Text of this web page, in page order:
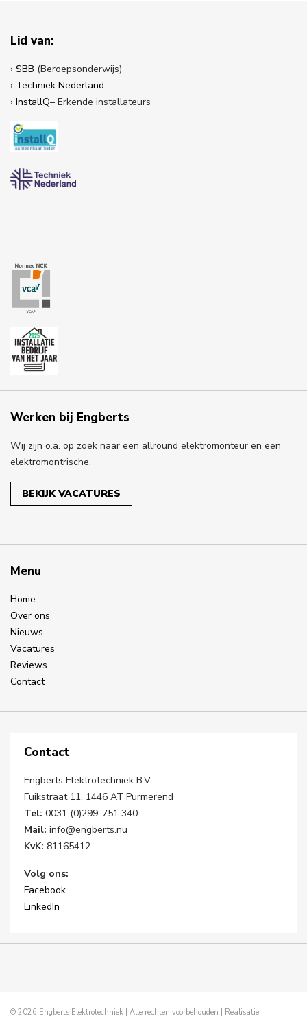
Lid van:
› SBB (Beroepsonderwijs)
› Techniek Nederland
› InstallQ– Erkende installateurs
Werken bij Engberts
Wij zijn o.a. op zoek naar een allround elektromonteur en een
elektromontrische.
BEKIJK VACATURES
Menu
Home
Over ons
Nieuws
Vacatures
Reviews
Contact
Contact
Engberts Elektrotechniek B.V.
Fuikstraat 11, 1446 AT Purmerend
Tel: 0031 (0)299-751 340
Mail: info@engberts.nu
KvK: 81165412
Volg ons:
Facebook
LinkedIn
© 2026 Engberts Elektrotechniek | Alle rechten voorbehouden | Realisatie: